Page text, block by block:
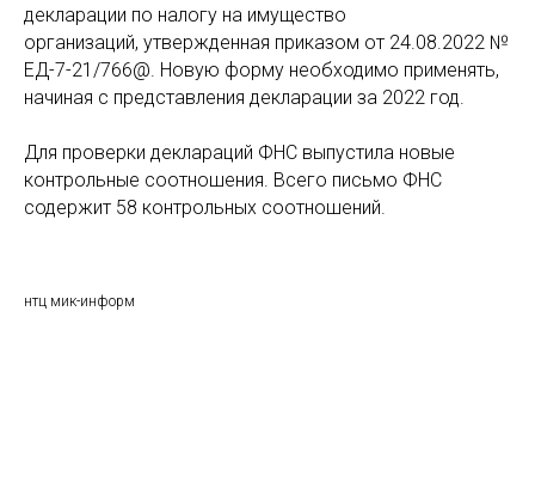
декларации по налогу на имущество
организаций, утвержденная приказом от 24.08.2022 №
ЕД-7-21/766@. Новую форму необходимо применять,
начиная с представления декларации за 2022 год.
Для проверки деклараций ФНС выпустила новые
контрольные соотношения. Всего письмо ФНС
содержит 58 контрольных соотношений.
нтц мик-информ